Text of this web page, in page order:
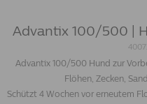
Advantix 100/500 |
Advantix 100/500 Hund zur
Flöhen, Zecken,
Schützt 4 Wochen vor erneutem